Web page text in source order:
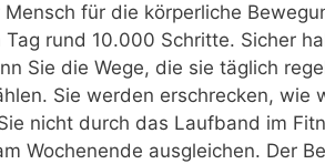
für die körperliche
Tag rund 10.000 Schritte. Sicher
Sie die Wege, die sie täglich
Sie werden erschrecken, wie
nicht durch das Laufband im
Wochenende ausgleichen. Der